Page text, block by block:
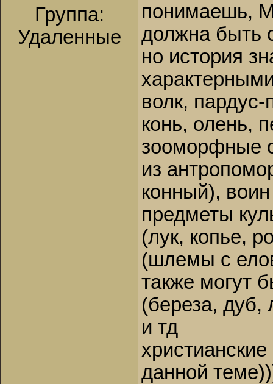
Группа:
Удаленные
понимаешь,
должна быть
но история
волк,
конь, олень,
зооморфные
из
конный),
предметы
(лук, копье,
(шлемы с
также могут
(береза, дуб,
и тд
данной